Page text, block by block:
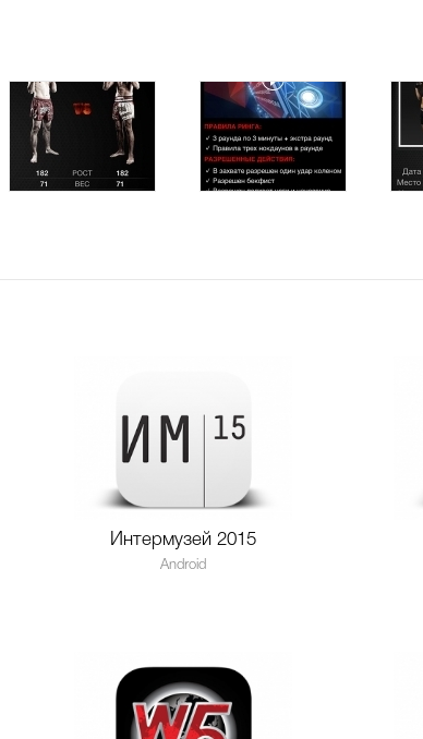
Интермузей 2015
Android